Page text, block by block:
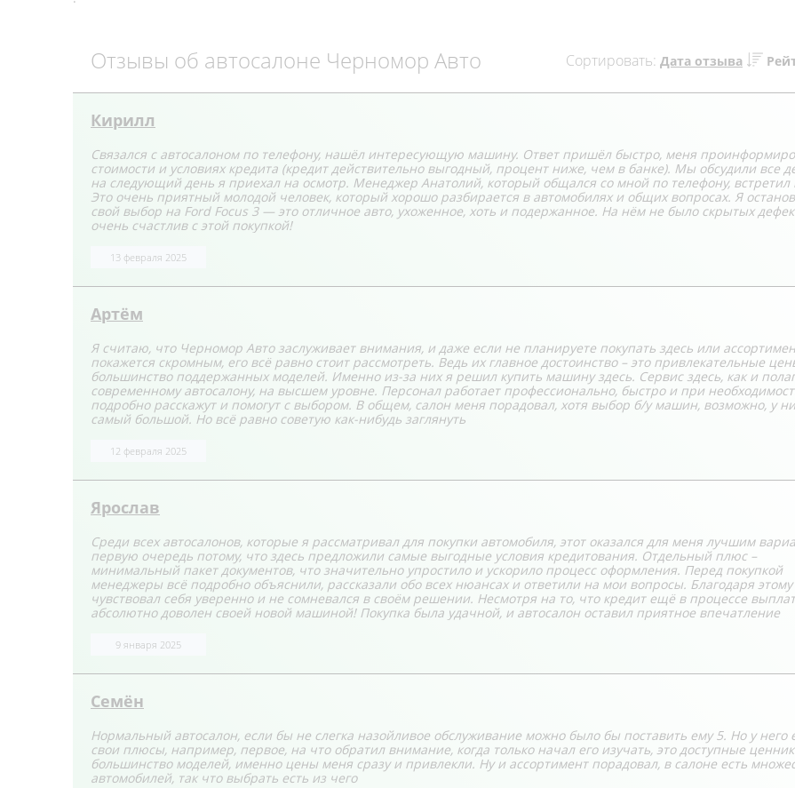
Отзывы об автосалоне Черномор Авто Сортировать: Дата отзыва
Кирилл
Связался с автосалоном по телефону, нашёл интересующую машину. Ответ пришёл быстро, меня
стоимости и условиях кредита (кредит действительно выгодный, процент ниже, чем в банке). Мы обсудили все
на следующий день я приехал на осмотр. Менеджер Анатолий, который общался со мной по телефону, встретил
Это очень приятный молодой человек, который хорошо разбирается в автомобилях и общих вопросах. Я
свой выбор на Ford Focus 3 — это отличное авто, ухоженное, хоть и подержанное. На нём не было скрытых
очень счастлив с этой покупкой!
13 февраля 2025
Артём
Я считаю, что Черномор Авто заслуживает внимания, и даже если не планируете покупать здесь или
покажется скромным, его всё равно стоит рассмотреть. Ведь их главное достоинство – это привлекательные
большинство поддержанных моделей. Именно из-за них я решил купить машину здесь. Сервис здесь, как и
современному автосалону, на высшем уровне. Персонал работает профессионально, быстро и при
подробно расскажут и помогут с выбором. В общем, салон меня порадовал, хотя выбор б/у машин, возможно, у
самый большой. Но всё равно советую как-нибудь заглянуть
12 февраля 2025
Ярослав
Среди всех автосалонов, которые я рассматривал для покупки автомобиля, этот оказался для меня лучшим
первую очередь потому, что здесь предложили самые выгодные условия кредитования. Отдельный плюс –
минимальный пакет документов, что значительно упростило и ускорило процесс оформления. Перед покупкой
менеджеры всё подробно объяснили, рассказали обо всех нюансах и ответили на мои вопросы. Благодаря этому
чувствовал себя уверенно и не сомневался в своём решении. Несмотря на то, что кредит ещё в процессе
абсолютно доволен своей новой машиной! Покупка была удачной, и автосалон оставил приятное впечатление
9 января 2025
Семён
Нормальный автосалон, если бы не слегка назойливое обслуживание можно было бы поставить ему 5. Но у него
свои плюсы, например, первое, на что обратил внимание, когда только начал его изучать, это доступные
большинство моделей, именно цены меня сразу и привлекли. Ну и ассортимент порадовал, в салоне есть
автомобилей, так что выбрать есть из чего